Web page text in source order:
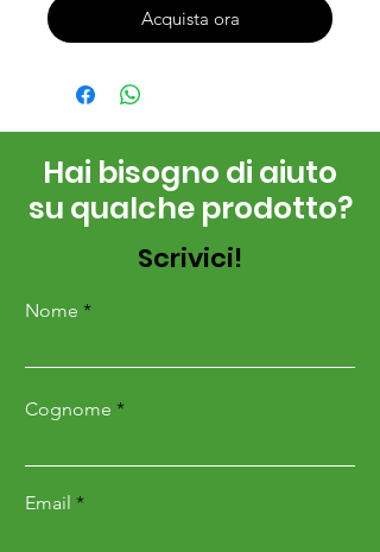
Acquista ora
Hai bisogno di aiuto
su qualche prodotto?
Scrivici!
Nome
Cognome
Email